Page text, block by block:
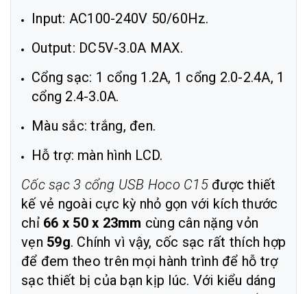
Input: AC100-240V 50/60Hz.
Output: DC5V-3.0A MAX.
Cổng sạc: 1 cổng 1.2A, 1 cổng 2.0-2.4A, 1
cổng 2.4-3.0A.
Màu sắc: trắng, đen.
Hỗ trợ: màn hình LCD.
Cốc sạc 3 cổng USB Hoco C15được thiết
kế vẻ ngoài cực kỳ nhỏ gọn với kích thước
chỉ 66 x 50 x 23mm cùng cân nặng vỏn
vẹn 59g. Chính vì vậy, cốc sạc rất thích hợp
để đem theo trên mọi hành trình để hỗ trợ
sạc thiết bị của bạn kịp lúc. Với kiểu dáng